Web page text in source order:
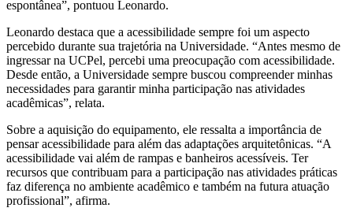
espontânea”, pontuou Leonardo.
Leonardo destaca que a acessibilidade sempre foi um aspecto
percebido durante sua trajetória na Universidade. “Antes mesmo de
ingressar na UCPel, percebi uma preocupação com acessibilidade.
Desde então, a Universidade sempre buscou compreender minhas
necessidades para garantir minha participação nas atividades
acadêmicas”, relata.
Sobre a aquisição do equipamento, ele ressalta a importância de
pensar acessibilidade para além das adaptações arquitetônicas. “A
acessibilidade vai além de rampas e banheiros acessíveis. Ter
recursos que contribuam para a participação nas atividades práticas
faz diferença no ambiente acadêmico e também na futura atuação
profissional”, afirma.